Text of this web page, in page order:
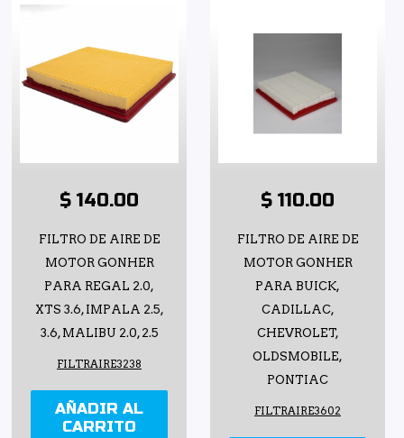
$ 140.00
FILTRO DE AIRE DE
MOTOR GONHER
PARA REGAL 2.0,
XTS 3.6, IMPALA 2.5,
3.6, MALIBU 2.0, 2.5
FILTRAIRE3238
AÑADIR AL
CARRITO
$ 110.00
FILTRO DE AIRE DE
MOTOR GONHER
PARA BUICK,
CADILLAC,
CHEVROLET,
OLDSMOBILE,
PONTIAC
FILTRAIRE3602